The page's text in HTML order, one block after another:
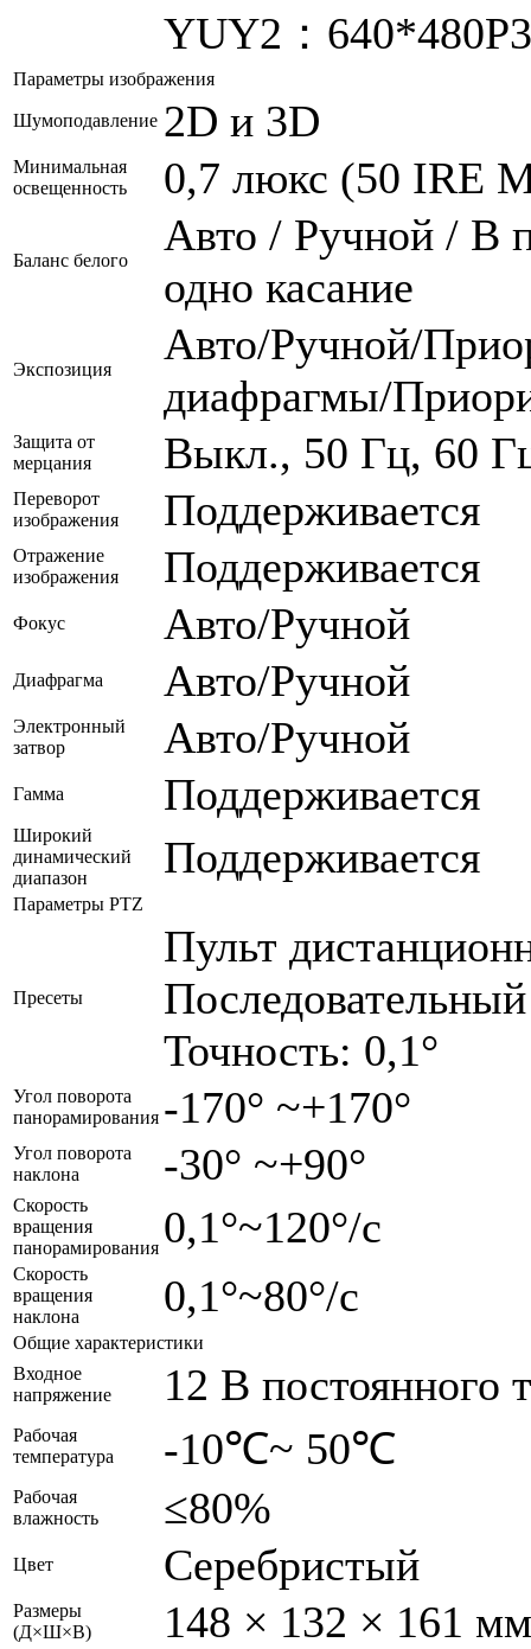
YUY2：
Параметры изображения
Шумоподавление 2D и 3D
Минимальная
освещенность
0,7 люкс (50 IRE
Баланс белого
Авто / Ручной / В
одно касание
Экспозиция
Авто/Ручной/
диафрагмы/
Защита от
мерцания
Выкл., 50 Гц, 60
Переворот
изображения
Поддерживается
Отражение
изображения
Поддерживается
Фокус Авто/Ручной
Диафрагма Авто/Ручной
Электронный
затвор
Авто/Ручной
Гамма Поддерживается
Широкий
динамический
диапазон
Поддерживается
Параметры PTZ
Пресеты
Пульт
Точность: 0,1°
Угол поворота
панорамирования -170° ~+170°
Угол поворота
наклона
-30° ~+90°
Скорость
вращения
панорамирования 0,1°~120°/с
Скорость
вращения
наклона
0,1°~80°/с
Общие характеристики
Входное
напряжение
12 В постоянного
Рабочая
температура
-10℃~ 50℃
Рабочая
влажность
≤80%
Цвет Серебристый
Размеры
(Д×Ш×В)
148 × 132 × 161 мм